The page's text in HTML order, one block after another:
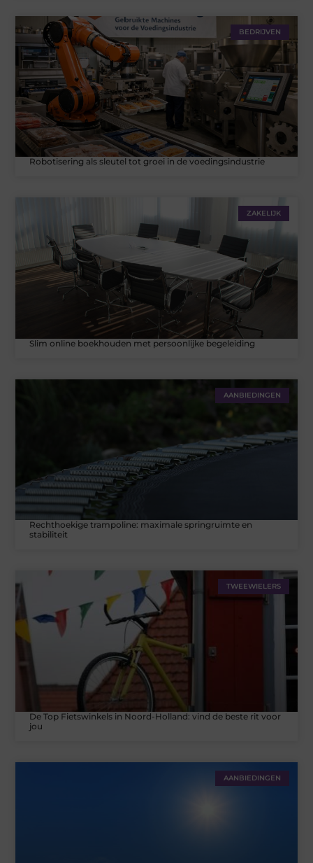
BEDRIJVEN
Robotisering als sleutel tot groei in de voedingsindustrie
ZAKELIJK
Slim online boekhouden met persoonlijke begeleiding
AANBIEDINGEN
Rechthoekige trampoline: maximale springruimte en
stabiliteit
TWEEWIELERS
De Top Fietswinkels in Noord-Holland: vind de beste rit voor
jou
AANBIEDINGEN